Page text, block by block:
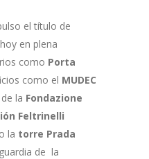
el título de
en plena
como Porta
como el MUDEC
la Fondazione
Feltrinelli
la torre Prada
de la